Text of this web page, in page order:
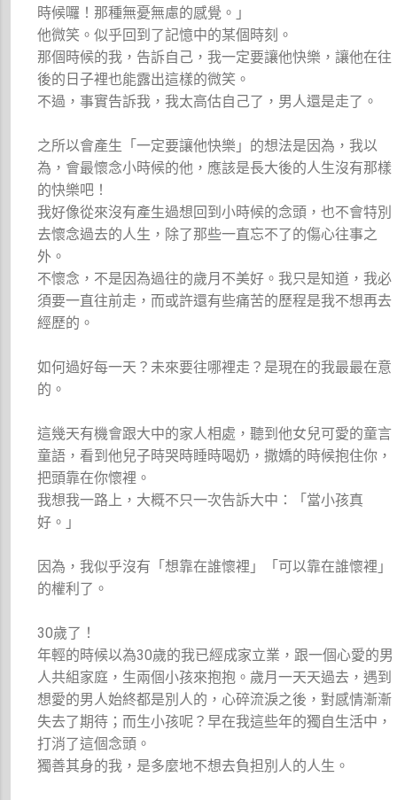
時候囉！那種無憂無慮的感覺。」
他微笑。似乎回到了記憶中的某個時刻。
那個時候的我，告訴自己，我一定要讓他快樂，讓他在往
後的日子裡也能露出這樣的微笑。
不過，事實告訴我，我太高估自己了，男人還是走了。
之所以會產生「一定要讓他快樂」的想法是因為，我以
為，會最懷念小時候的他，應該是長大後的人生沒有那樣
的快樂吧！
我好像從來沒有產生過想回到小時候的念頭，也不會特別
去懷念過去的人生，除了那些一直忘不了的傷心往事之
外。
不懷念，不是因為過往的歲月不美好。我只是知道，我必
須要一直往前走，而或許還有些痛苦的歷程是我不想再去
經歷的。
如何過好每一天？未來要往哪裡走？是現在的我最最在意
的。
這幾天有機會跟大中的家人相處，聽到他女兒可愛的童言
童語，看到他兒子時哭時睡時喝奶，撒嬌的時候抱住你，
把頭靠在你懷裡。
我想我一路上，大概不只一次告訴大中：「當小孩真
好。」
因為，我似乎沒有「想靠在誰懷裡」「可以靠在誰懷裡」
的權利了。
30歲了！
年輕的時候以為30歲的我已經成家立業，跟一個心愛的男
人共組家庭，生兩個小孩來抱抱。歲月一天天過去，遇到
想愛的男人始終都是別人的，心碎流淚之後，對感情漸漸
失去了期待；而生小孩呢？早在我這些年的獨自生活中，
打消了這個念頭。
獨善其身的我，是多麼地不想去負担別人的人生。